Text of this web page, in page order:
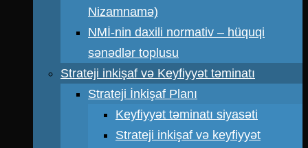
Nizamnamə)
NMİ-nin daxili normativ – hüquqi
sənədlər toplusu
Strateji inkişaf və Keyfiyyət təminatı
Strateji İnkişaf Planı
Keyfiyyət təminatı siyasəti
Strateji inkişaf və keyfiyyət